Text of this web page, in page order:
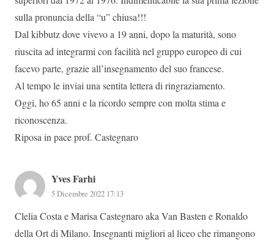
sulla pronuncia della “u” chiusa!!!
Dal kibbutz dove vivevo a 19 anni, dopo la maturità, sono
riuscita ad integrarmi con facilità nel gruppo europeo di cui
facevo parte, grazie all’insegnamento del suo francese.
Al tempo le inviai una sentita lettera di ringraziamento.
Oggi, ho 65 anni e la ricordo sempre con molta stima e
riconoscenza.
Riposa in pace prof. Castegnaro
Yves Farhi
5 Dicembre 2022 17:13
Clelia Costa e Marisa Castegnaro aka Van Basten e Ronaldo
della Ort di Milano. Insegnanti migliori al liceo che rimangono